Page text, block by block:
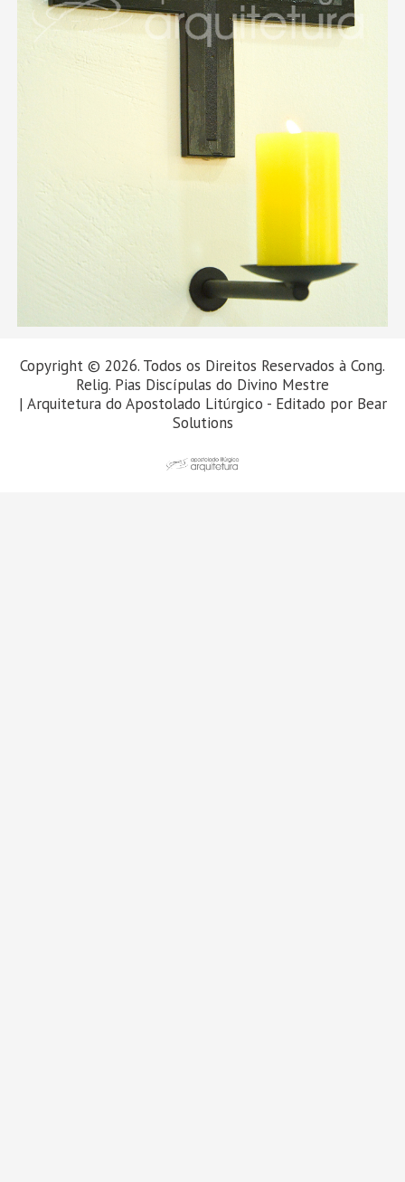
Copyright © 2026. Todos os Direitos Reservados à Cong.
Relig. Pias Discípulas do Divino Mestre
| Arquitetura do Apostolado Litúrgico - Editado por Bear
Solutions